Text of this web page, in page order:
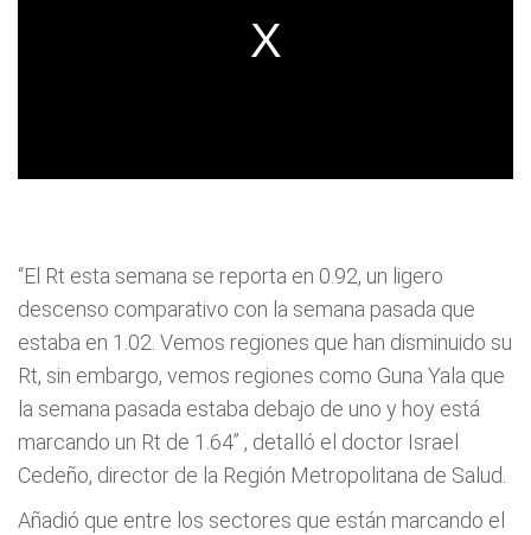
“El Rt esta semana se reporta en 0.92, un ligero
descenso comparativo con la semana pasada que
estaba en 1.02. Vemos regiones que han disminuido su
Rt, sin embargo, vemos regiones como Guna Yala que
la semana pasada estaba debajo de uno y hoy está
marcando un Rt de 1.64” , detalló el doctor Israel
Cedeño, director de la Región Metropolitana de Salud.
Añadió que entre los sectores que están marcando el